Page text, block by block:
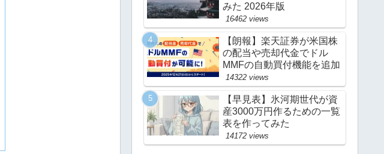
みた 2026年版
16462 views
【朗報】楽天証券が米国株
の配当や売却代金でドル
MMFの自動買付機能を追加
14322 views
【早見表】氷河期世代が資
産3000万円作るための一覧
表を作ってみた
14172 views